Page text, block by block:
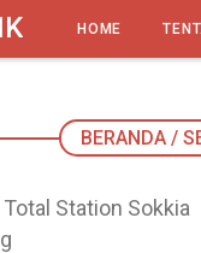
HOME
BERANDA/
Station Sokkia